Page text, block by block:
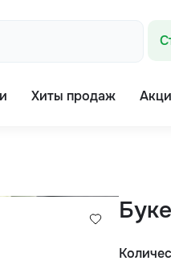
Хиты продаж